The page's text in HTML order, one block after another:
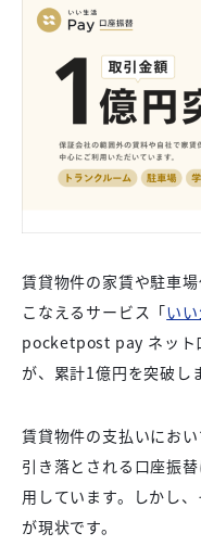
賃貸物件の家賃や駐車
こなえるサービス「い
pocketpost pay ネット
が、累計1億円を突破し
賃貸物件の支払いにお
引き落とされる口座振
用しています。しかし
が現状です。